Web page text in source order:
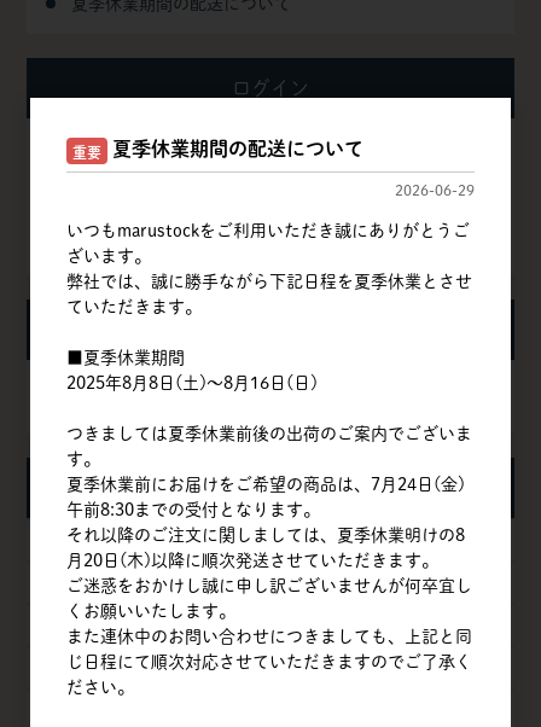
ログイン
ログイン
新規会員登録
カートは空です
カテゴリ
甘味料
乳製品
重要 夏季休業期間の配送について
2026-06-29
いつもmarustockをご利用いただき誠にありがとうご
ざいます。
弊社では、誠に勝手ながら下記日程を夏季休業とさせ
ていただきます。
■夏季休業期間
2025年8月8日(土)～8月16日(日)
つきましては夏季休業前後の出荷のご案内でございま
す。
夏季休業前にお届けをご希望の商品は、7月24日(金)
午前8:30までの受付となります。
それ以降のご注文に関しましては、夏季休業明けの8
月20日(木)以降に順次発送させていただきます。
ご迷惑をおかけし誠に申し訳ございませんが何卒宜し
くお願いいたします。
また連休中のお問い合わせにつきましても、上記と同
じ日程にて順次対応させていただきますのでご了承く
ださい。